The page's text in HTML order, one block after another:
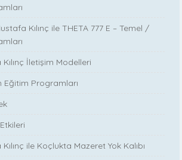
Kılınç ile THETA 777 E – Temel /
İletişim Modelleri
Eğitim Programları
ile Koçlukta Mazeret Yok Kalıbı